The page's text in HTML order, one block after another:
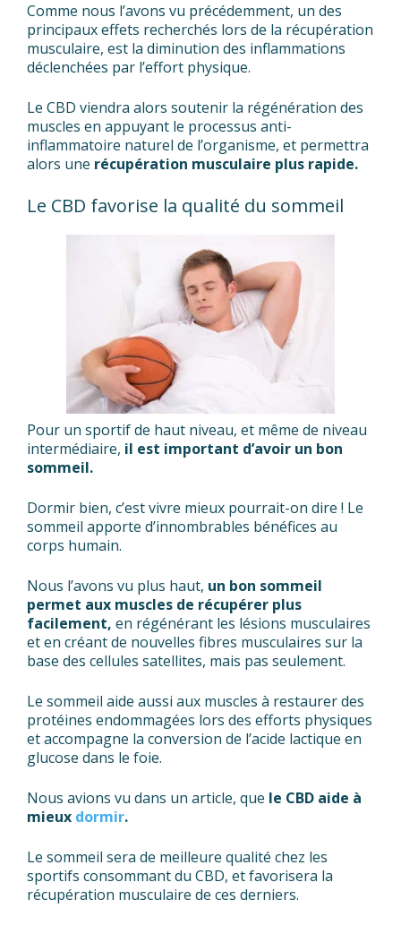
Comme nous l’avons vu précédemment, un des
principaux effets recherchés lors de la récupération
musculaire, est la diminution des inflammations
déclenchées par l’effort physique.
Le CBD viendra alors soutenir la régénération des
muscles en appuyant le processus anti-
inflammatoire naturel de l’organisme, et permettra
alors une récupération musculaire plus rapide.
Le CBD favorise la qualité du sommeil
Pour un sportif de haut niveau, et même de niveau
intermédiaire, il est important d’avoir un bon
sommeil.
Dormir bien, c’est vivre mieux pourrait-on dire ! Le
sommeil apporte d’innombrables bénéfices au
corps humain.
Nous l’avons vu plus haut, un bon sommeil
permet aux muscles de récupérer plus
facilement, en régénérant les lésions musculaires
et en créant de nouvelles fibres musculaires sur la
base des cellules satellites, mais pas seulement.
Le sommeil aide aussi aux muscles à restaurer des
protéines endommagées lors des efforts physiques
et accompagne la conversion de l’acide lactique en
glucose dans le foie.
Nous avions vu dans un article, que le CBD aide à
mieux dormir.
Le sommeil sera de meilleure qualité chez les
sportifs consommant du CBD, et favorisera la
récupération musculaire de ces derniers.